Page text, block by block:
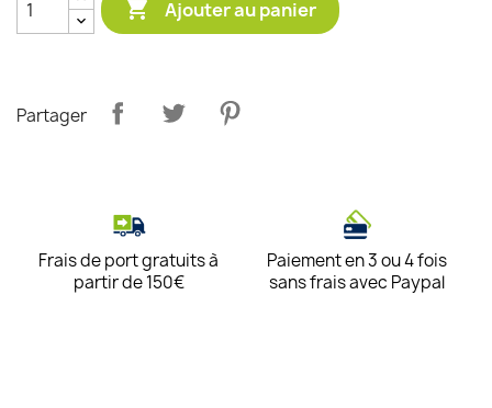
 Ajouter au panier
Partager
Frais de port gratuits à
partir de 150€
Paiement en 3 ou 4 fois
sans frais avec Paypal